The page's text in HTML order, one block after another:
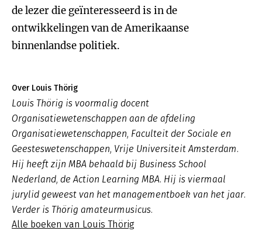
de lezer die geïnteresseerd is in de
ontwikkelingen van de Amerikaanse
binnenlandse politiek.
Over Louis Thörig
Louis Thörig is voormalig docent
Organisatiewetenschappen aan de afdeling
Organisatiewetenschappen, Faculteit der Sociale en
Geesteswetenschappen, Vrije Universiteit Amsterdam.
Hij heeft zijn MBA behaald bij Business School
Nederland, de Action Learning MBA. Hij is viermaal
jurylid geweest van het managementboek van het jaar.
Verder is Thörig amateurmusicus.
Alle boeken van Louis Thörig